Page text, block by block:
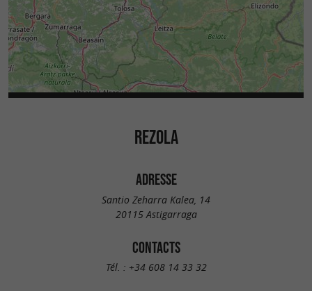
REZOLA
ADRESSE
Santio Zeharra Kalea, 14
20115 Astigarraga
CONTACTS
Tél. : +34 608 14 33 32